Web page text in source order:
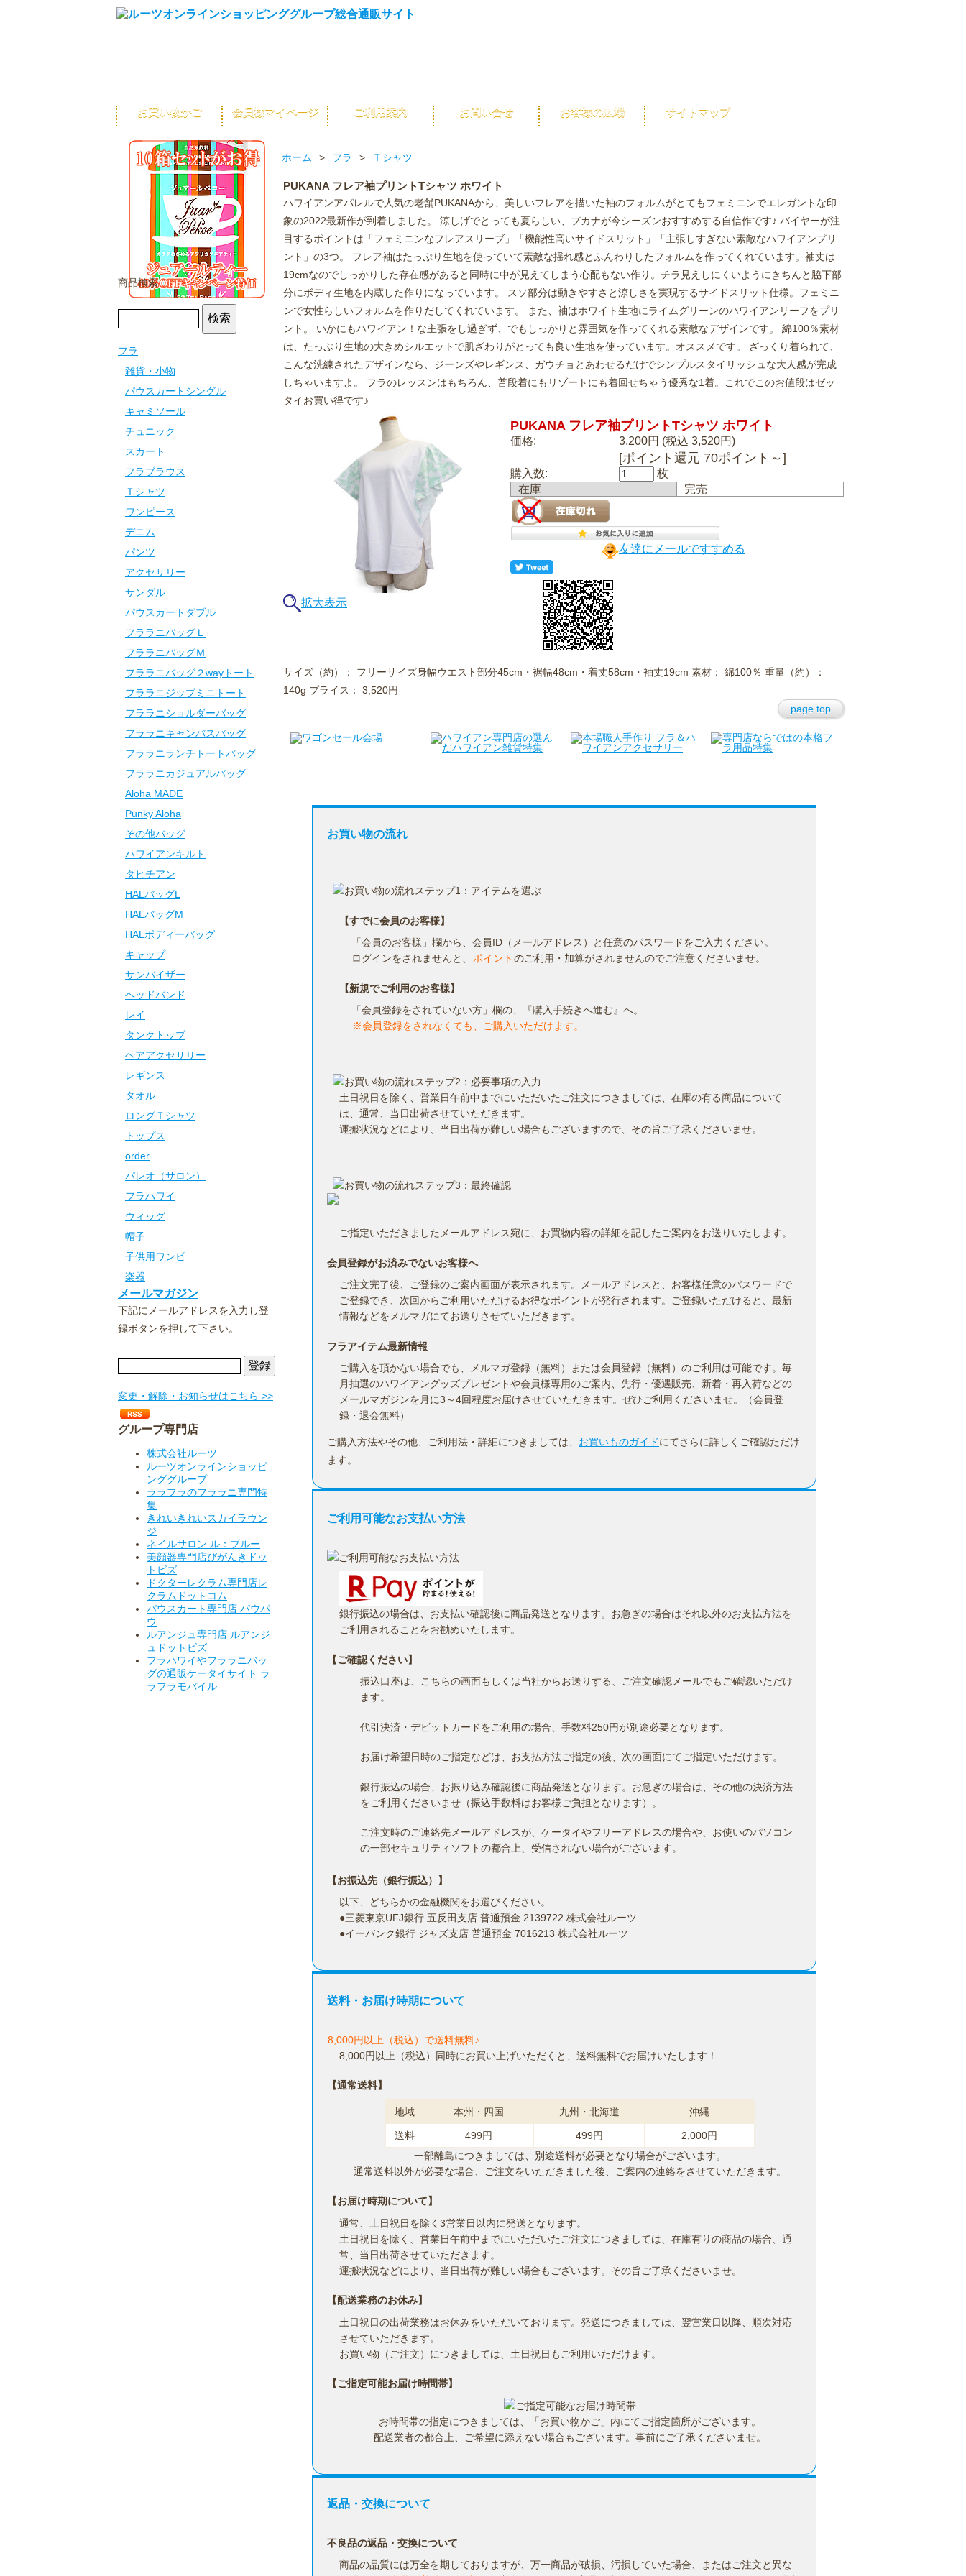
お買い物かご 会員様マイページ ご利用案内 お問い合せ お客様の広場 サイトマップ
商品検索
フラ
雑貨・小物
パウスカートシングル
キャミソール
チュニック
スカート
フラブラウス
Ｔシャツ
ワンピース
デニム
パンツ
アクセサリー
サンダル
パウスカートダブル
フララニバッグＬ
フララニバッグＭ
フララニバッグ２wayトート
フララニジップミニトート
フララニショルダーバッグ
フララニキャンバスバッグ
フララニランチトートバッグ
フララニカジュアルバッグ
Aloha MADE
Punky Aloha
その他バッグ
ハワイアンキルト
タヒチアン
HALバッグL
HALバッグM
HALボディーバッグ
キャップ
サンバイザー
ヘッドバンド
レイ
タンクトップ
ヘアアクセサリー
レギンス
タオル
ロングＴシャツ
トップス
order
パレオ（サロン）
フラハワイ
ウィッグ
帽子
子供用ワンピ
楽器
メールマガジン
下記にメールアドレスを入力し登
録ボタンを押して下さい。
変更・解除・お知らせはこちら >>
グループ専門店
株式会社ルーツ
ルーツオンラインショッピ
ンググループ
ララフラのフララニ専門特
集
きれいきれいスカイラウン
ジ
ネイルサロン ル：ブルー
美顔器専門店びがんきドッ
トビズ
ドクターレクラム専門店レ
クラムドットコム
パウスカート専門店 パウパ
ウ
ルアンジュ専門店 ルアンジ
ュドットビズ
フラハワイやフララニバッ
グの通販ケータイサイト ラ
ラフラモバイル
ホーム > フラ > Ｔシャツ
PUKANA フレア袖プリントTシャツ ホワイト
ハワイアンアパレルで人気の老舗PUKANAから、美しいフレアを描いた袖のフォルムがとてもフェミニンでエレガントな印
象の2022最新作が到着しました。 涼しげでとっても夏らしい、プカナが今シーズンおすすめする自信作です♪ バイヤーが注
目するポイントは「フェミニンなフレアスリーブ」「機能性高いサイドスリット」「主張しすぎない素敵なハワイアンプリ
ント」の3つ。 フレア袖はたっぷり生地を使っていて素敵な揺れ感とふんわりしたフォルムを作ってくれています。袖丈は
19cmなのでしっかりした存在感があると同時に中が見えてしまう心配もない作り。チラ見えしにくいようにきちんと脇下部
分にボディ生地を内蔵した作りになっています。 スソ部分は動きやすさと涼しさを実現するサイドスリット仕様。フェミニ
ンで女性らしいフォルムを作りだしてくれています。 また、袖はホワイト生地にライムグリーンのハワイアンリーフをプリ
ント。 いかにもハワイアン！な主張をし過ぎず、でもしっかりと雰囲気を作ってくれる素敵なデザインです。 綿100％素材
は、たっぷり生地の大きめシルエットで肌ざわりがとっても良い生地を使っています。オススメです。 ざっくり着られて、
こんな洗練されたデザインなら、ジーンズやレギンス、ガウチョとあわせるだけでシンプルスタイリッシュな大人感が完成
しちゃいますよ。 フラのレッスンはもちろん、普段着にもリゾートにも着回せちゃう優秀な1着。これでこのお値段はゼッ
タイお買い得です♪
拡大表示
PUKANA フレア袖プリントTシャツ ホワイト
価格: 3,200円 (税込 3,520円)
[ポイント還元 70ポイント～]
購入数:
枚
在庫
完売
友達にメールですすめる
サイズ（約）： フリーサイズ身幅ウエスト部分45cm・裾幅48cm・着丈58cm・袖丈19cm 素材： 綿100％ 重量（約）：
140g プライス： 3,520円
page top
お買い物の流れ
【すでに会員のお客様】
「会員のお客様」欄から、会員ID（メールアドレス）と任意のパスワードをご入力ください。
ログインをされませんと、 ポイント のご利用・加算がされませんのでご注意くださいませ。
【新規でご利用のお客様】
「会員登録をされていない方」欄の、『購入手続きへ進む』へ。
※会員登録をされなくても、ご購入いただけます。
土日祝日を除く、営業日午前中までにいただいたご注文につきましては、在庫の有る商品について
は、通常、当日出荷させていただきます。
運搬状況などにより、当日出荷が難しい場合もございますので、その旨ご了承くださいませ。
ご指定いただきましたメールアドレス宛に、お買物内容の詳細を記したご案内をお送りいたします。
会員登録がお済みでないお客様へ
ご注文完了後、ご登録のご案内画面が表示されます。メールアドレスと、お客様任意のパスワードで
ご登録でき、次回からご利用いただけるお得なポイントが発行されます。ご登録いただけると、最新
情報などをメルマガにてお送りさせていただきます。
フラアイテム最新情報
ご購入を頂かない場合でも、メルマガ登録（無料）または会員登録（無料）のご利用は可能です。毎
月抽選のハワイアングッズプレゼントや会員様専用のご案内、先行・優遇販売、新着・再入荷などの
メールマガジンを月に3～4回程度お届けさせていただきます。ぜひご利用くださいませ。（会員登
録・退会無料）
ご購入方法やその他、ご利用法・詳細につきましては、 お買いものガイドにてさらに詳しくご確認ただけ
ます。
ご利用可能なお支払い方法
銀行振込の場合は、お支払い確認後に商品発送となります。お急ぎの場合はそれ以外のお支払方法を
ご利用されることをお勧めいたします。
【ご確認ください】
振込口座は、こちらの画面もしくは当社からお送りする、ご注文確認メールでもご確認いただけ
ます。
代引決済・デビットカードをご利用の場合、手数料250円が別途必要となります。
お届け希望日時のご指定などは、お支払方法ご指定の後、次の画面にてご指定いただけます。
銀行振込の場合、お振り込み確認後に商品発送となります。お急ぎの場合は、その他の決済方法
をご利用くださいませ（振込手数料はお客様ご負担となります）。
ご注文時のご連絡先メールアドレスが、ケータイやフリーアドレスの場合や、お使いのパソコン
の一部セキュリティソフトの都合上、受信されない場合がございます。
【お振込先（銀行振込）】
以下、どちらかの金融機関をお選びください。
●三菱東京UFJ銀行 五反田支店 普通預金 2139722 株式会社ルーツ
●イーバンク銀行 ジャズ支店 普通預金 7016213 株式会社ルーツ
送料・お届け時期について
8,000円以上（税込）で送料無料♪
8,000円以上（税込）同時にお買い上げいただくと、送料無料でお届けいたします！
【通常送料】
地域 本州・四国 九州・北海道 沖縄
送料 499円 499円
2,000円
一部離島につきましては、別途送料が必要となり場合がございます。
通常送料以外が必要な場合、ご注文をいただきました後、ご案内の連絡をさせていただきます。
【お届け時期について】
通常、土日祝日を除く3営業日以内に発送となります。
土日祝日を除く、営業日午前中までにいただいたご注文につきましては、在庫有りの商品の場合、通
常、当日出荷させていただきます。
運搬状況などにより、当日出荷が難しい場合もございます。その旨ご了承くださいませ。
【配送業務のお休み】
土日祝日の出荷業務はお休みをいただいております。発送につきましては、翌営業日以降、順次対応
させていただきます。
お買い物（ご注文）につきましては、土日祝日もご利用いただけます。
【ご指定可能お届け時間帯】
お時間帯の指定につきましては、「お買い物かご」内にてご指定箇所がございます。
配送業者の都合上、ご希望に添えない場合もございます。事前にご了承くださいませ。
返品・交換について
不良品の返品・交換について
商品の品質には万全を期しておりますが、万一商品が破損、汚損していた場合、またはご注文と異な